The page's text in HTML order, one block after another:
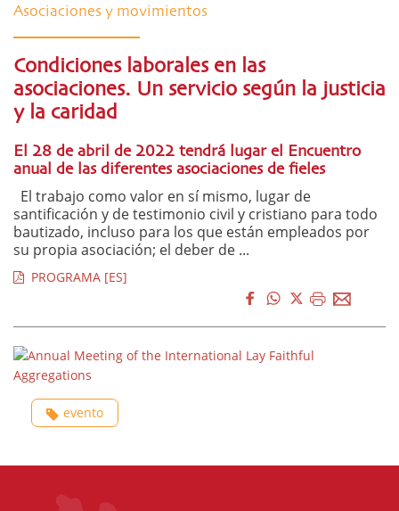
Asociaciones y movimientos
Condiciones laborales en las
asociaciones. Un servicio según la justicia
y la caridad
El 28 de abril de 2022 tendrá lugar el Encuentro
anual de las diferentes asociaciones de fieles
El trabajo como valor en sí mismo, lugar de
santificación y de testimonio civil y cristiano para todo
bautizado, incluso para los que están empleados por
su propia asociación; el deber de ...
PROGRAMA [ES]
evento